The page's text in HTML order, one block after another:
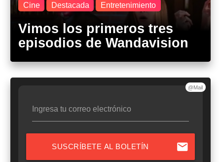
Cine Destacada Entretenimiento
Vimos los primeros tres
episodios de Wandavision
@Mail
Ingresa tu correo electrónico
SUSCRÍBETE AL BOLETÍN mail